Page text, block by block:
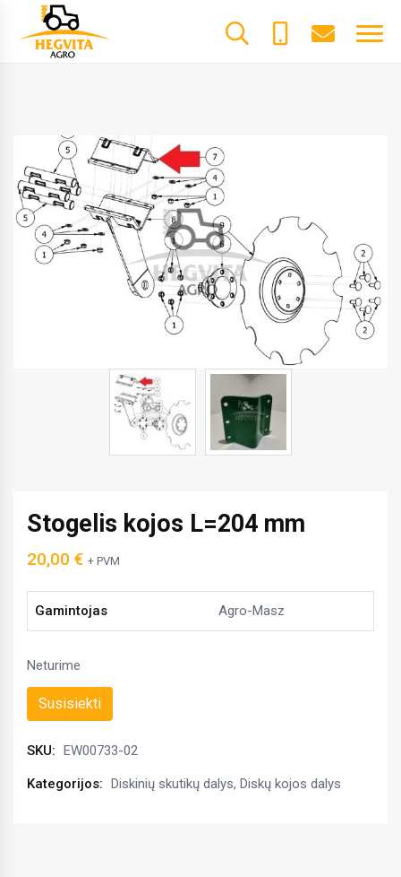
Stogelis kojos L=204 mm
20,00 € + PVM
Gamintojas Agro-Masz
Neturime
Susisiekti
SKU: EW00733-02
Kategorijos: Diskinių skutikų dalys, Diskų kojos dalys